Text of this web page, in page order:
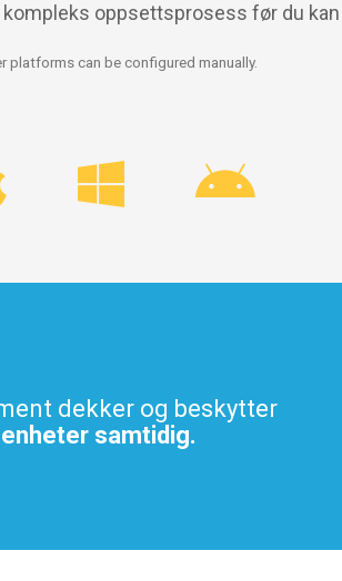
kompleks oppsettsprosess før du kan
platforms can be configured manually.
dekker og beskytter
samtidig.